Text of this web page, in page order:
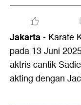
Jakarta- Karate
pada 13 Juni
aktris cantik
akting dengan